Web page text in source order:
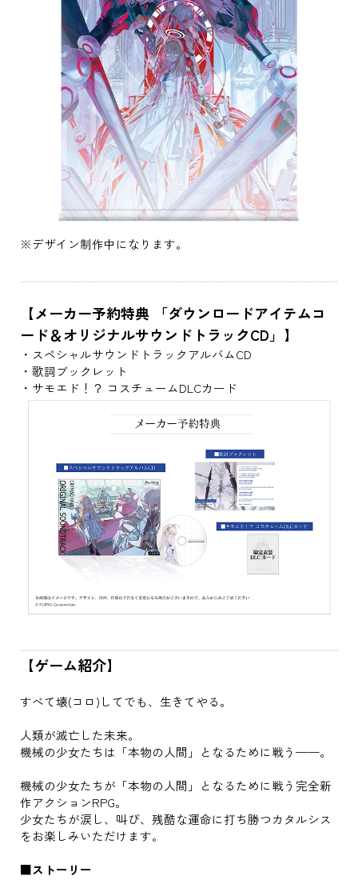
※デザイン制作中になります。
【メーカー予約特典 「ダウンロードアイテムコ
ード＆オリジナルサウンドトラックCD」】
・スペシャルサウンドトラックアルバムCD
・歌詞ブックレット
・サモエド！？ コスチュームDLCカード
【ゲーム紹介】
すべて壊(コロ)してでも、生きてやる。
人類が滅亡した未来。
機械の少女たちは「本物の人間」となるために戦う——。
機械の少女たちが「本物の人間」となるために戦う完全新
作アクションRPG。
少女たちが涙し、叫び、残酷な運命に打ち勝つカタルシス
をお楽しみいただけます。
■ストーリー